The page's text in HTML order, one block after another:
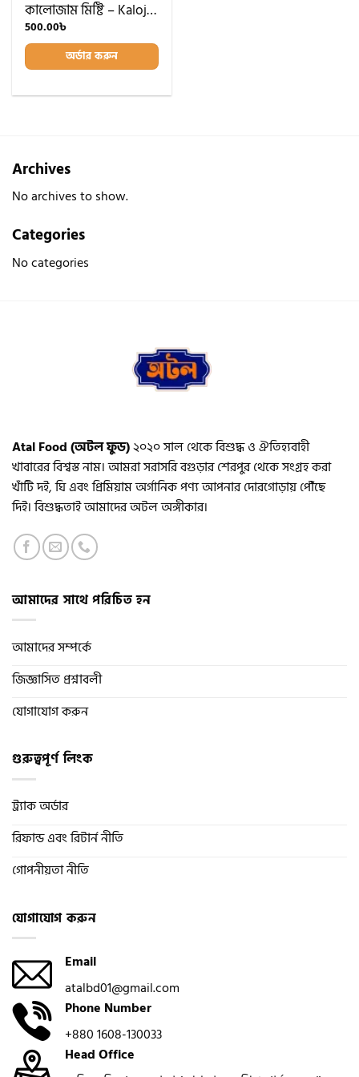
কালোজাম মিষ্টি – Kalojam Sweet
500.00৳
অর্ডার করুন
Archives
No archives to show.
Categories
No categories
Atal Food (অটল ফুড)২০২০ সাল থেকে বিশুদ্ধ ও ঐতিহ্যবাহী
খাবারের বিশ্বস্ত নাম। আমরা সরাসরি বগুড়ার শেরপুর থেকে সংগ্রহ করা
খাঁটি দই, ঘি এবং প্রিমিয়াম অর্গানিক পণ্য আপনার দোরগোড়ায় পৌঁছে
দিই। বিশুদ্ধতাই আমাদের অটল অঙ্গীকার।
আমাদের সাথে পরিচিত হন
আমাদের সম্পর্কে
জিজ্ঞাসিত প্রশ্নাবলী
যোগাযোগ করুন
গুরুত্বপূর্ণ লিংক
ট্র্যাক অর্ডার
রিফান্ড এবং রিটার্ন নীতি
গোপনীয়তা নীতি
যোগাযোগ করুন
Email
atalbd01@gmail.com
Phone Number
+880 1608-130033
Head Office